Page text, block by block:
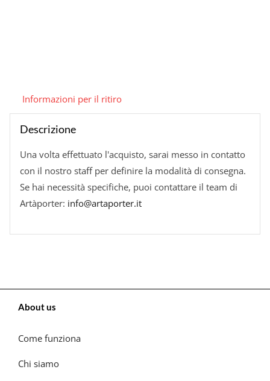
Informazioni per il ritiro
Descrizione
Una volta effettuato l'acquisto, sarai messo in contatto
con il nostro staff per definire la modalità di consegna.
Se hai necessità specifiche, puoi contattare il team di
Artàporter: info@artaporter.it
About us
Come funziona
Chi siamo